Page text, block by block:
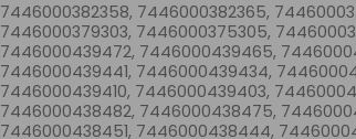
7446000382358, 7446000382365,
7446000379303, 7446000375305,
7446000439472, 7446000439465,
7446000439441, 7446000439434,
7446000439410, 7446000439403,
7446000438482, 7446000438475,
7446000438451, 7446000438444,